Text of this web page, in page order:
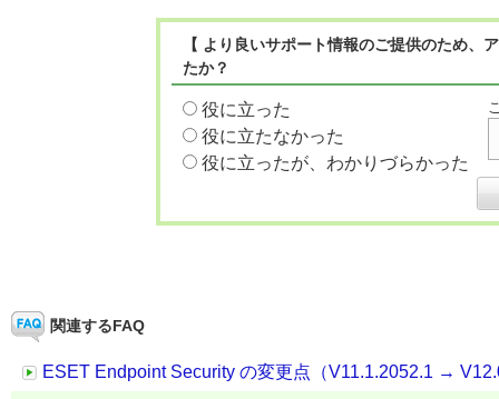
【 より良いサポート情報のご提供のため
たか？
役に立った
役に立たなかった
役に立ったが、わかりづらかった
関連するFAQ
ESET Endpoint Security の変更点（V11.1.2052.1 →